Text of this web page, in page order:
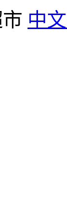
中